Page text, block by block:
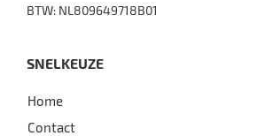
BTW: NL809649718B01
SNELKEUZE
Home
Contact